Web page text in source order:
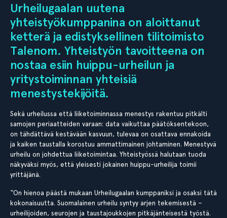
Urheilugaalan uutena
yhteistyökumppanina on aloittanut
ketterä ja edistyksellinen tilitoimisto
Talenom. Yhteistyön tavoitteena on
nostaa esiin huippu-urheilun ja
yritystoiminnan yhteisiä
menestystekijöitä.
Sekä urheilussa että liiketoiminnassa menestys rakentuu pitkälti
samojen periaatteiden varaan: data vaikuttaa päätöksentekoon,
on tähdättävä kestävään kasvuun, tulevaa on osattava ennakoida
ja kaiken taustalla korostuu ammattimainen johtaminen. Menestyvä
urheilu on johdettua liiketoimintaa. Yhteistyössä halutaan tuoda
näkyväksi myös, että yleisesti jokainen huippu-urheilija toimii
yrittäjänä.
“On hienoa päästä mukaan Urheilugaalan kumppaniksi ja osaksi tätä
kokonaisuutta. Suomalainen urheilu syntyy arjen tekemisestä –
urheilijoiden, seurojen ja taustajoukkojen pitkäjänteisestä työstä.